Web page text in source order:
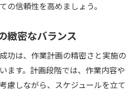
の信頼性を高めましょう。
緻密なバランス
功は、作業計画の精密さと実施の
ます。計画段階では、作業内容や
慮しながら、スケジュールを立て